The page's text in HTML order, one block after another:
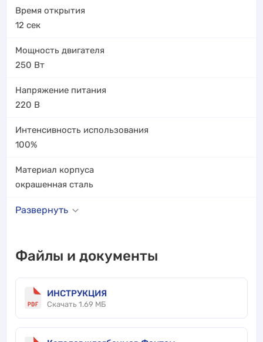
Время открытия
12 сек
Мощность двигателя
250 Вт
Напряжение питания
220 В
Интенсивность использования
100%
Материал корпуса
окрашенная сталь
Развернуть
Файлы и документы
ИНСТРУКЦИЯ
Скачать 1.69 МБ